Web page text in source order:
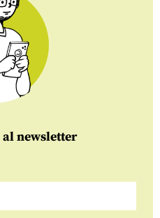
al newsletter